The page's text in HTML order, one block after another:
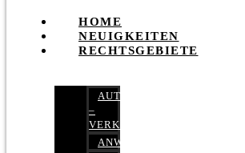
HOME
NEUIGKEITEN
RECHTSGEBIETE
AUTOBETRUG
–
VERKEHRSRECHT
ANWALTSHAFTUNGSRECHT